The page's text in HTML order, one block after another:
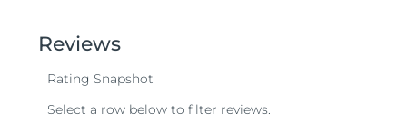
stars,
average
value.